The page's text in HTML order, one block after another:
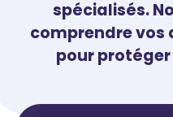
spécialisés.
comprendre
pour